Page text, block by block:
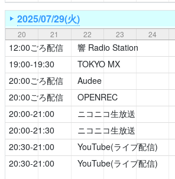
2025/07/29(火)
20 21 22 23 24
12:00ごろ配信 響 Radio Station
[公式]
19:00-19:30 TOKYO MX
[公式]
20:00ごろ配信
Audee
20:00ごろ配信 OPENREC
20:00-21:00 ニコニコ生放送
20:00-21:30 ニコニコ生放送
[公式]
20:30-21:00 YouTube(ライブ配信)
20:30-21:00 YouTube(ライブ配信)